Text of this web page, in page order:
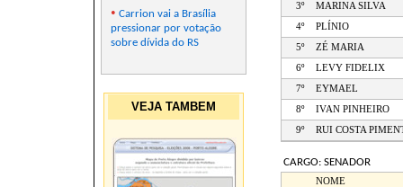
• Carrion vai a Brasília
pressionar por votação
sobre dívida do RS
VEJA TAMBEM
3º
MARINA SILVA
4º PLÍNIO
5º ZÉ MARIA
6º LEVY FIDELIX
7º EYMAEL
8º IVAN PINHEIRO
9º RUI COSTA
CARGO: SENADOR
NOME